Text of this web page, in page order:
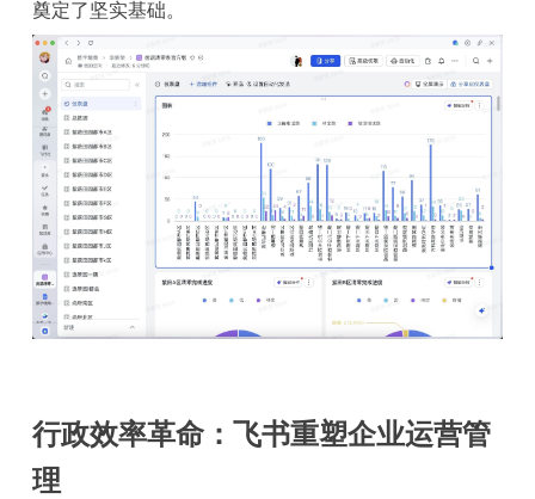
奠定了坚实基础。
行政效率革命：飞书重塑企业运营管
理